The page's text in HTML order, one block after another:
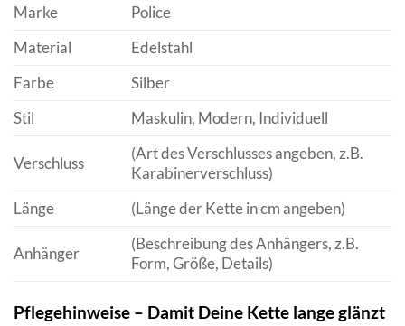
Marke
Police
Material
Edelstahl
Farbe
Silber
Stil
Maskulin, Modern, Individuell
Verschluss
(Art des Verschlusses angeben, z.B.
Karabinerverschluss)
Länge
(Länge der Kette in cm angeben)
Anhänger
(Beschreibung des Anhängers, z.B.
Form, Größe, Details)
Pflegehinweise – Damit Deine Kette lange glänzt